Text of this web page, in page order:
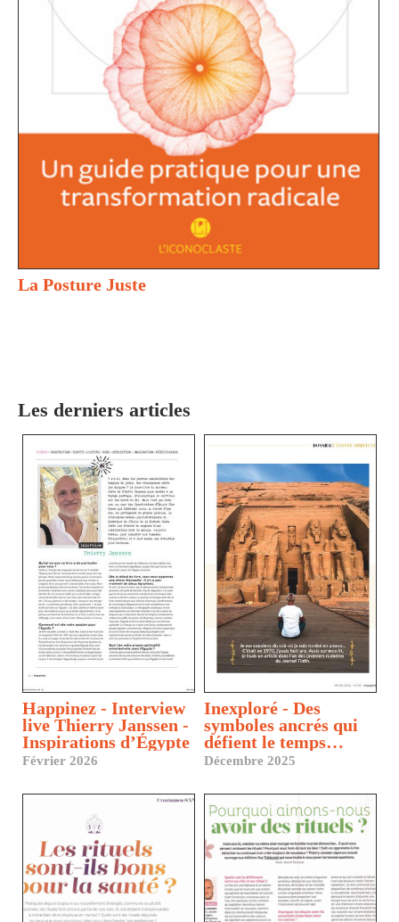
La Posture Juste
Les derniers articles
Happinez - Interview
live Thierry Janssen -
Inspirations d’Égypte
Février 2026
Inexploré - Des
symboles ancrés qui
défient le temps…
Décembre 2025